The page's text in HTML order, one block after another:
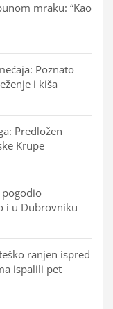
mraku: “Kao
Poznato
i kiša
Predložen
Krupe
pogodio
i u Dubrovniku
ranjen ispred
ispalili pet